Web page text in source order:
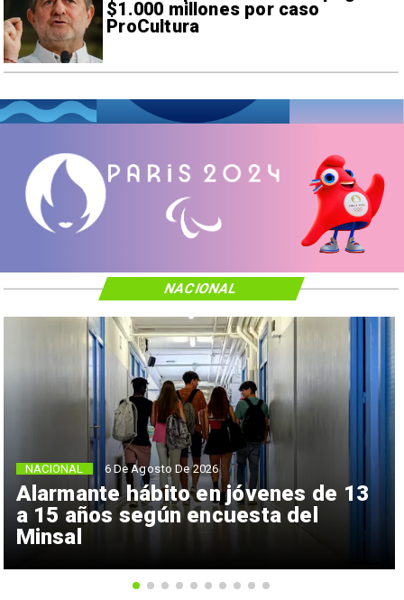
$1.000 millones por caso
ProCultura
Alarmante hábito en jóvenes de 13
a 15 años según encuesta del
Minsal
NACIONAL 6 De Agosto De 2026
NACIONAL